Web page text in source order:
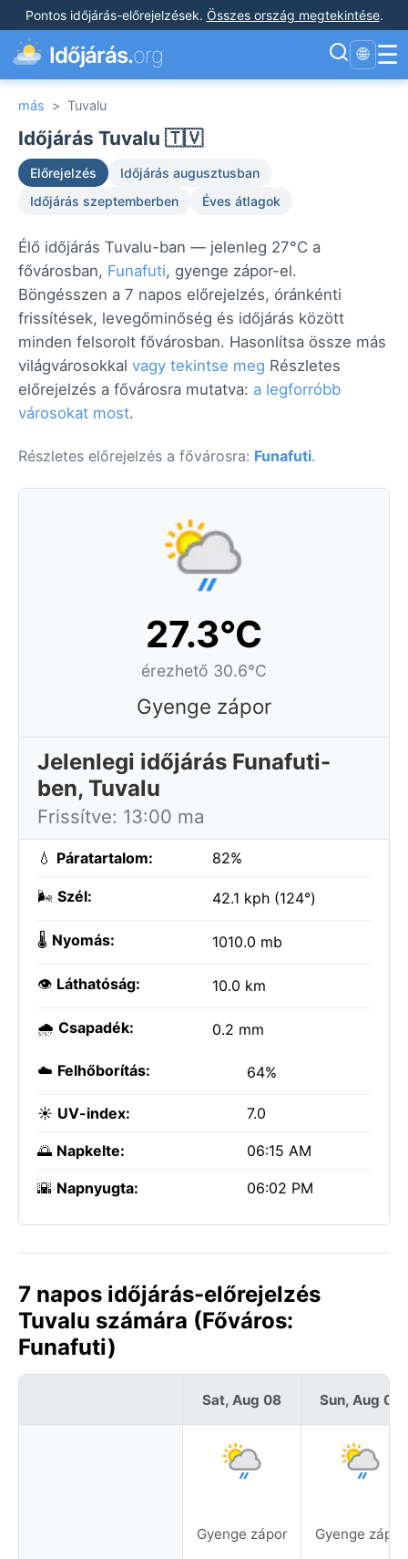
Pontos időjárás-előrejelzések. Összes ország megtekintése.
Időjárás.org 🌐 ☰
más > Tuvalu
Időjárás Tuvalu 🇹🇻
Előrejelzés
Időjárás augusztusban
Időjárás szeptemberben
Éves átlagok
Élő időjárás Tuvalu-ban — jelenleg 27°C a
fővárosban, Funafuti, gyenge zápor-el.
Böngésszen a 7 napos előrejelzés, óránkénti
frissítések, levegőminőség és időjárás között
minden felsorolt fővárosban. Hasonlítsa össze más
világvárosokkal vagy tekintse meg Részletes
előrejelzés a fővárosra mutatva: a legforróbb
városokat most.
Részletes előrejelzés a fővárosra: Funafuti.
27.3°C
érezhető 30.6°C
Gyenge zápor
Jelenlegi időjárás Funafuti-
ben, Tuvalu
Frissítve: 13:00 ma
💧 Páratartalom: 82%
🌬️ Szél: 42.1 kph (124°)
🌡️ Nyomás: 1010.0 mb
👁️ Láthatóság: 10.0 km
🌧️ Csapadék: 0.2 mm
☁️ Felhőborítás: 64%
☀️ UV-index: 7.0
🌅 Napkelte: 06:15 AM
🌇 Napnyugta: 06:02 PM
7 napos időjárás-előrejelzés
Tuvalu számára (Főváros:
Funafuti)
Sat, Aug 08
Gyenge zápor
Sun, Aug 09
Gyenge zápor